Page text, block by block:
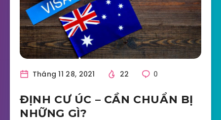
Tháng 11 28, 2021 22 0
ĐỊNH CƯ ÚC – CẦN CHUẨN BỊ
NHỮNG GÌ?